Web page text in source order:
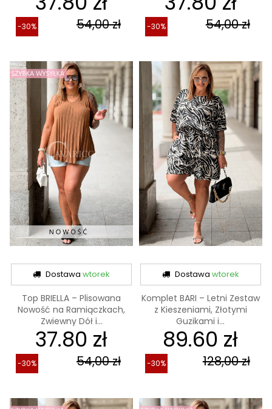
54,00 zł
-30% 54,00 zł
-30%
Dostawawtorek
Top BRIELLA – Plisowana
Nowość na Ramiączkach,
Zwiewny Dół i...
37.80 zł
54,00 zł
-30%
Dostawa wtorek
Komplet BARI – Letni Zestaw
z Kieszeniami, Złotymi
Guzikami i...
89.60 zł
128,00 zł
-30%